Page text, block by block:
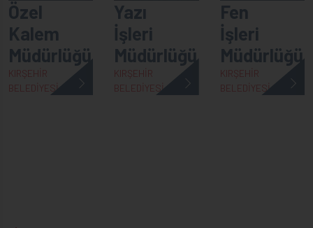
Özel
Kalem
Müdürlüğü
KIRŞEHİR
BELEDİYESİ
Yazı
İşleri
Müdürlüğü
KIRŞEHİR
BELEDİYESİ
Fen
İşleri
Müdürlüğü
KIRŞEHİR
BELEDİYESİ